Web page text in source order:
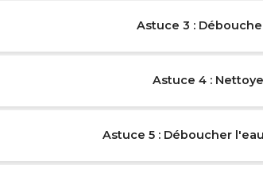
Astuce 3 :
Astuce 4 :
Astuce 5 : Déboucher